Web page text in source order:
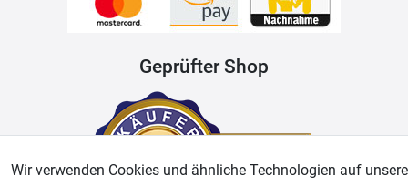
Geprüfter Shop
Wir verwenden Cookies und ähnliche Technologien auf